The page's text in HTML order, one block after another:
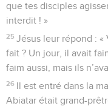
que tes disciples
interdit ! »
25 Jésus leur répond : «
fait ? Un jour, il avait
faim aussi, mais ils
26 Il est entré dans la
Abiatar était grand-